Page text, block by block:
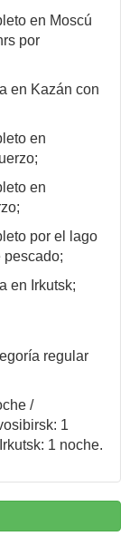
en Moscú
por
en Kazán con
en
en
por el lago
pescado;
en Irkutsk;
regular
/
1
1 noche.